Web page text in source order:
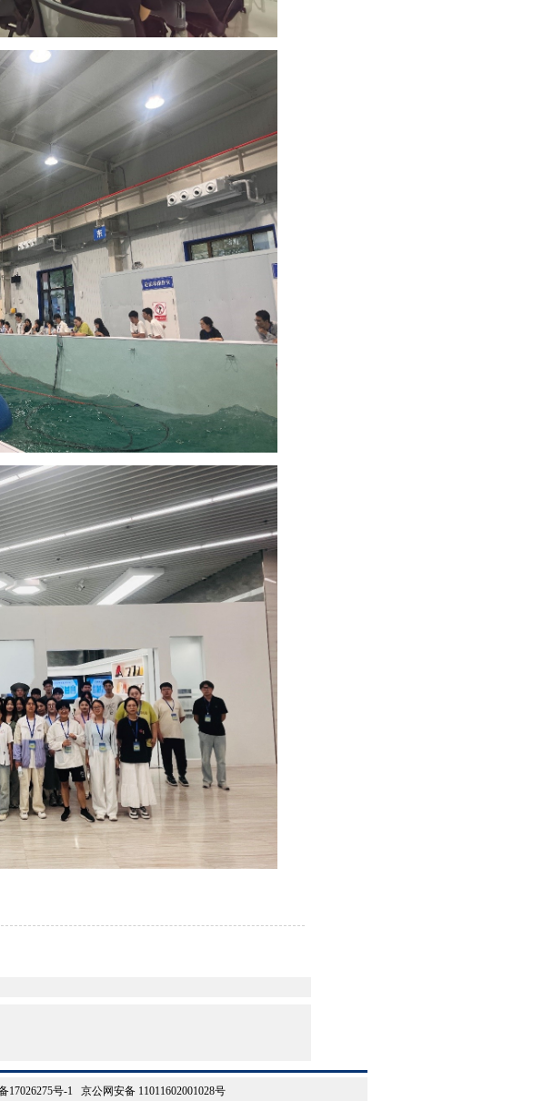
号-1 京公网安备 11011602001028号